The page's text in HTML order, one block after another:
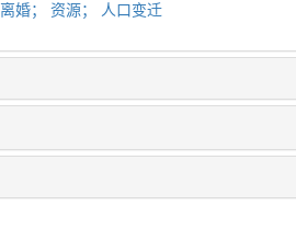
离婚； 资源； 人口变迁